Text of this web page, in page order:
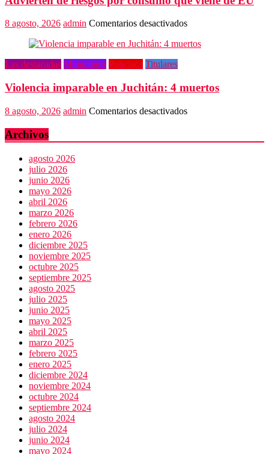
vulneración
datos
8 agosto, 2026 admin Comentarios desactivadosen
de
que
de
Las destacadas Municipios Policiaca Titulares
Violencia imparable en Juchitán: 4 muertos
8 agosto, 2026 admin Comentarios desactivadosen
en
Archivos
agosto 2026
julio 2026
junio 2026
mayo 2026
abril 2026
marzo 2026
febrero 2026
enero 2026
diciembre 2025
noviembre 2025
octubre 2025
septiembre 2025
agosto 2025
julio 2025
junio 2025
mayo 2025
abril 2025
marzo 2025
febrero 2025
enero 2025
diciembre 2024
noviembre 2024
octubre 2024
septiembre 2024
agosto 2024
julio 2024
junio 2024
mayo 2024